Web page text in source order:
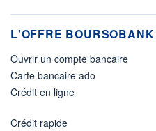
L'OFFRE BOURSOBANK
Ouvrir un compte bancaire
Carte bancaire ado
Crédit en ligne
Crédit rapide